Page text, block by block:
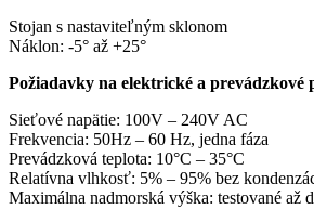
Stojan s nastaviteľným sklonom
Náklon: -5° až +25°
Požiadavky na elektrické a prevádzkové
Sieťové napätie: 100V – 240V AC
Frekvencia: 50Hz – 60 Hz, jedna fáza
Prevádzková teplota: 10°C – 35°C
Relatívna vlhkosť: 5% – 95% bez
Maximálna nadmorská výška: testované až